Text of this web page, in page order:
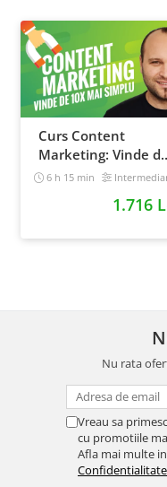
Curs Content
Marketing: Vinde de
10x mai simplu
6 h 15 min
1.716
Nu rata
Vreau sa
cu promotiile
Afla mai multe in
Confidentialitate